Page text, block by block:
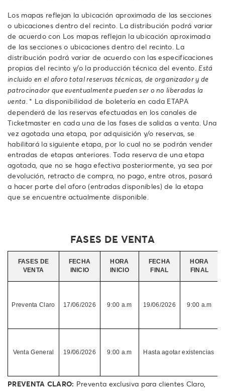
Los mapas reflejan la ubicación aproximada de las secciones
o ubicaciones dentro del recinto. La distribución podrá variar
de acuerdo con Los mapas reflejan la ubicación aproximada
de las secciones o ubicaciones dentro del recinto. La
distribución podrá variar de acuerdo con las especificaciones
propias del recinto y/o la producción técnica del evento. Está
incluido en el aforo total reservas técnicas, de organizador y de
patrocinador que eventualmente pueden ser o no liberadas la
venta. * La disponibilidad de boletería en cada ETAPA
dependerá de las reservas efectuadas en los canales de
Ticketmaster en cada una de las fases de salidas a venta. Una
vez agotada una etapa, por adquisición y/o reservas, se
habilitará la siguiente etapa, por lo cual no se podrán vender
entradas de etapas anteriores. Toda reserva de una etapa
agotada, que no se haga efectiva posteriormente, ya sea por
devolución, retracto de compra, no pago, entre otros, pasará
a hacer parte del aforo (entradas disponibles) de la etapa
que se encuentre actualmente disponible.
FASES DE VENTA
FASES DE
VENTA
FECHA
INICIO
HORA
INICIO
FECHA
FINAL
HORA
FINAL
Preventa Claro 17/06/2026 9:00 a.m 19/06/2026 9:00 a.m
Venta General 19/06/2026 9:00 a.m Hasta agotar existencias
PREVENTA CLARO: Preventa exclusiva para clientes Claro,